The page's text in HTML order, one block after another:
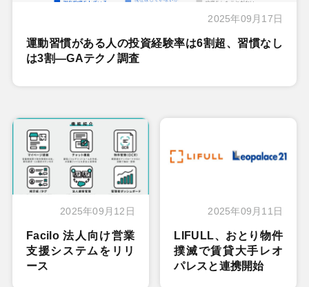
2025年09月17日
運動習慣がある人の投資経験率は6割超、習慣なし
は3割―GAテクノ調査
2025年09月12日
Facilo 法人向け営業
支援システムをリリ
ース
2025年09月11日
LIFULL、おとり物件
撲滅で賃貸大手レオ
パレスと連携開始